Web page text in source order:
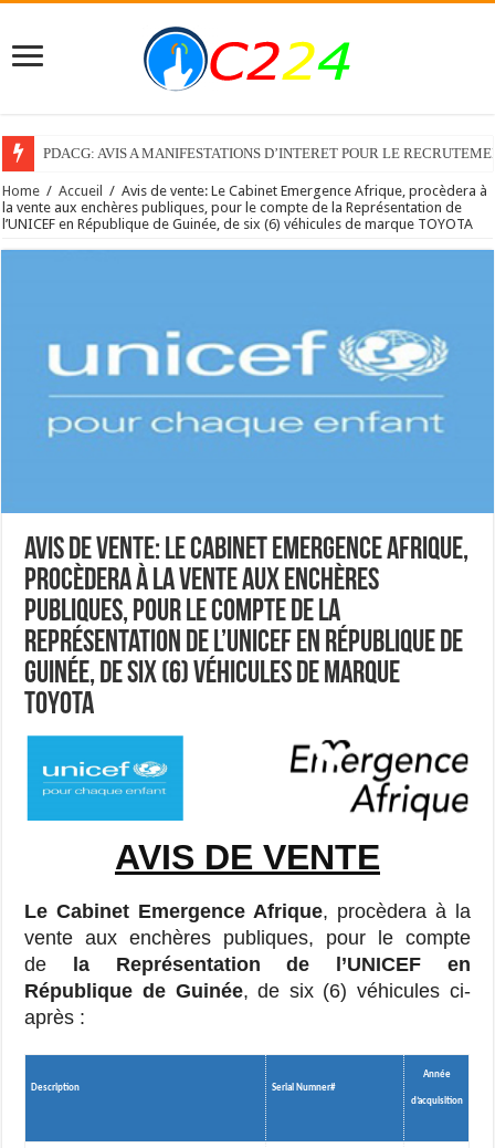
PDACG: AVIS A MANIFESTATIONS D’INTERET POUR LE
Home / Accueil / Avis de vente: Le Cabinet Emergence Afrique, procèdera à
la vente aux enchères publiques, pour le compte de la Représentation de
l’UNICEF en République de Guinée, de six (6) véhicules de marque TOYOTA
Avis de vente: Le Cabinet Emergence Afrique,
procèdera à la vente aux enchères
publiques, pour le compte de la
Représentation de l’UNICEF en République de
Guinée, de six (6) véhicules de marque
TOYOTA
AVIS DE VENTE
Le Cabinet Emergence Afrique, procèdera à la
vente aux enchères publiques, pour le compte
de la Représentation de l’UNICEF en
République de Guinée, de six (6) véhicules ci-
après :
Description Serial Numner#
Année
d’acquisition